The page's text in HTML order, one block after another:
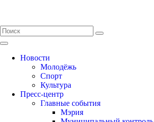
Новости
Молодёжь
Спорт
Культура
Пресс-центр
Главные события
Мэрия